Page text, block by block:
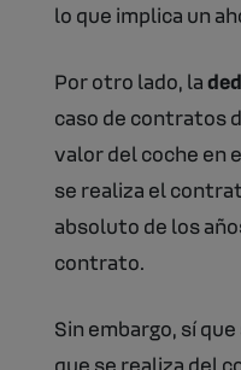
lo que implica un
Por otro lado, la
caso de contratos
valor del coche en
se realiza el
absoluto de los
contrato.
Sin embargo, sí
que se realiza del